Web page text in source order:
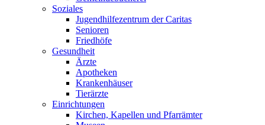
Soziales
Jugendhilfezentrum der Caritas
Senioren
Friedhöfe
Gesundheit
Ärzte
Apotheken
Krankenhäuser
Tierärzte
Einrichtungen
Kirchen, Kapellen und Pfarrämter